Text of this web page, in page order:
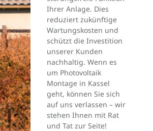
Ihrer Anlage. Dies
reduziert zukünftige
Wartungskosten und
schützt die Investition
unserer Kunden
nachhaltig. Wenn es
um Photovoltaik
Montage in Kassel
geht, können Sie sich
auf uns verlassen – wir
stehen Ihnen mit Rat
und Tat zur Seite!